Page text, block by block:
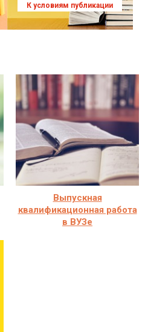
К условиям публикации
Выпускная
квалификационная работа
в ВУЗе